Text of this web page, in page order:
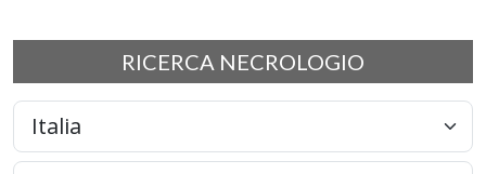
RICERCA NECROLOGIO